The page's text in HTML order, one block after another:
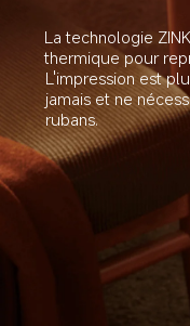
La technologie
thermique pour
L'impression est
jamais et ne
rubans.